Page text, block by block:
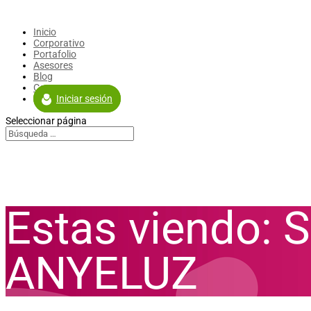
Inicio
Corporativo
Portafolio
Asesores
Blog
Contacto
Iniciar sesión
Seleccionar página
Estas viendo:
ANYELUZ